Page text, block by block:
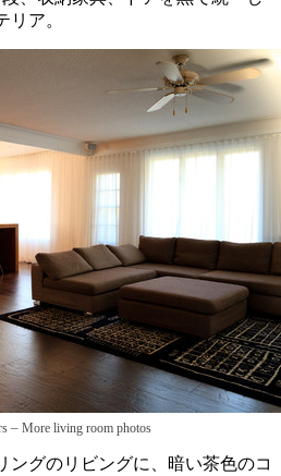
ア。
– More living room photos
ングのリビングに、暗い茶色のコ